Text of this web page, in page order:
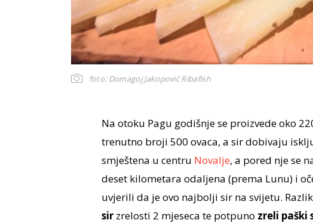
foto: Domagoj Jakopović Ribafish
Na otoku Pagu godišnje se proizvede oko
trenutno broji 500 ovaca, a sir dobivaju
smještena u centru Novalje, a pored nje se
deset kilometara odaljena (prema Lunu) i
uvjerili da je ovo najbolji sir na svijetu.
sirzrelosti 2 mjeseca te potpuno zreli paški